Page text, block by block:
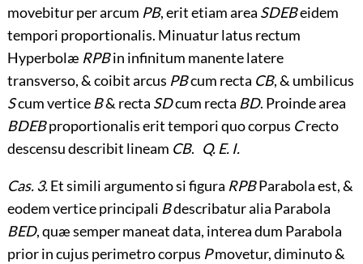
movebitur per arcum PB, erit etiam area SDEBeidem
tempori proportionalis. Minuatur latus rectum
Hyperbolæ RPBin infinitum manente latere
transverso, & coibit arcus PBcum recta CB, & umbilicus
Scum vertice B& recta SDcum recta BD. Proinde area
BDEBproportionalis erit tempori quo corpus Crecto
descensu describit lineam CB. Q. E. I.
Cas. 3.Et simili argumento si figura RPBParabola est, &
eodem vertice principali Bdescribatur alia Parabola
BED, quæ semper maneat data, interea dum Parabola
prior in cujus perimetro corpus Pmovetur, diminuto &